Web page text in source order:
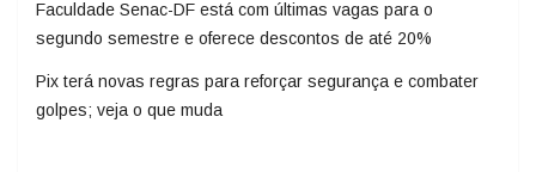
Faculdade Senac-DF está com últimas vagas para o
segundo semestre e oferece descontos de até 20%
Pix terá novas regras para reforçar segurança e combater
golpes; veja o que muda